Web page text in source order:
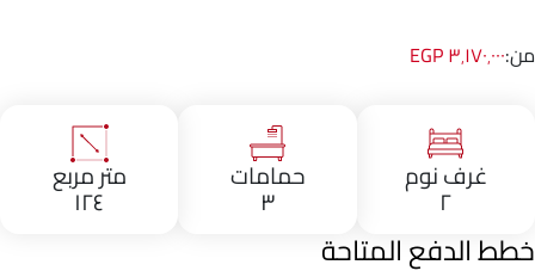
من:٣٬١٧٠٬٠٠٠ EGP
غرف نوم
٢
حمامات
٣
متر مربع
١٢٤
خطط الدفع المتاحة